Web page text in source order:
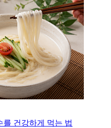
를 건강하게 먹는 법